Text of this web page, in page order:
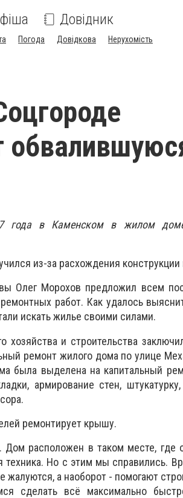
Довідник
Погода Довідкова Нерухомість
года в Каменском в жилом
из-за расхождения
Олег Морохов предложил всем
работ. Как удалось
искать жилье своими силами.
хозяйства и строительства
ремонт жилого дома по улице
была выделена на капитальный
армирование стен,
ремонтирует крышу.
расположен в таком месте, где
техника. Но с этим мы справились.
жалуются, а наоборот - помогают
сделать всё максимально